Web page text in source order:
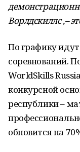
Ворлдскиллс ,–
По графику
соревнований.
WorldSkills
конкурсной
республики –
обновится на